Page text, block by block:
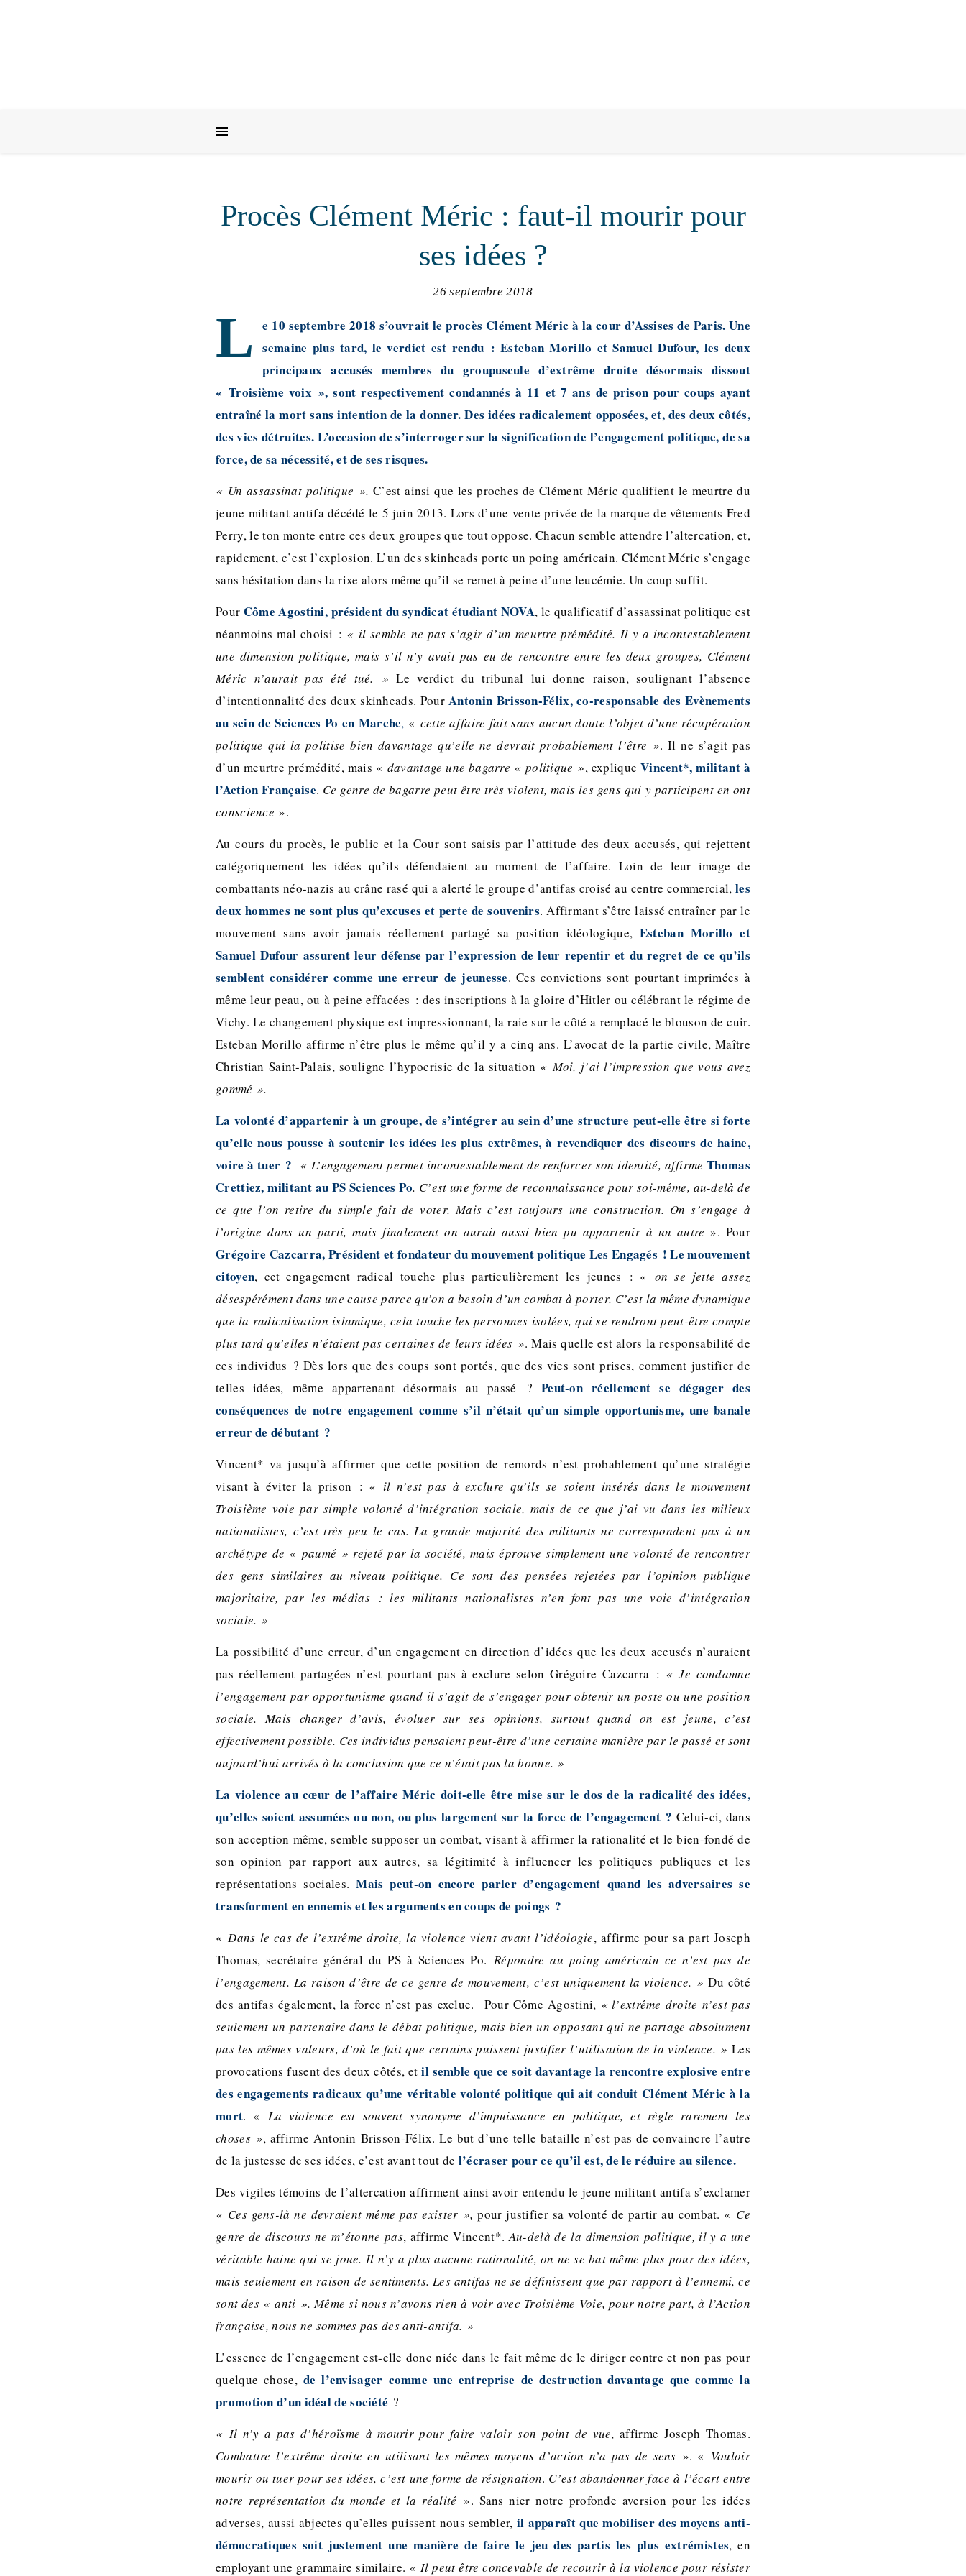
Procès Clément Méric : faut-il mourir pour
ses idées ?
26 septembre 2018
L
e 10 septembre 2018 s’ouvrait le procès Clément Méric à la cour d’Assises de Paris. Une
semaine plus tard, le verdict est rendu : Esteban Morillo et Samuel Dufour, les deux
principaux accusés membres du groupuscule d’extrême droite désormais dissout
« Troisième voix », sont respectivement condamnés à 11 et 7 ans de prison pour coups ayant
entraîné la mort sans intention de la donner. Des idées radicalement opposées, et, des deux côtés,
des vies détruites. L’occasion de s’interroger sur la signification de l’engagement politique, de sa
force, de sa nécessité, et de ses risques.
« Un assassinat politique ».C’est ainsi que les proches de Clément Méric qualifient le meurtre du
jeune militant antifa décédé le 5 juin 2013. Lors d’une vente privée de la marque de vêtements Fred
Perry, le ton monte entre ces deux groupes que tout oppose. Chacun semble attendre l’altercation, et,
rapidement, c’est l’explosion. L’un des skinheads porte un poing américain. Clément Méric s’engage
sans hésitation dans la rixe alors même qu’il se remet à peine d’une leucémie. Un coup suffit.
Pour Côme Agostini, président du syndicat étudiant NOVA, le qualificatif d’assassinat politique est
néanmoins mal choisi : « il semble ne pas s’agir d’un meurtre prémédité. Il y a incontestablement
une dimension politique, mais s’il n’y avait pas eu de rencontre entre les deux groupes, Clément
Méric n’aurait pas été tué. »Le verdict du tribunal lui donne raison, soulignant l’absence
d’intentionnalité des deux skinheads. PourAntonin Brisson-Félix, co-responsable des Evènements
au sein de Sciences Po en Marche, « cette affaire fait sans aucun doute l’objet d’une récupération
politique qui la politise bien davantage qu’elle ne devrait probablement l’être ». Il ne s’agit pas
d’un meurtre prémédité, mais « davantage une bagarre « politique », explique Vincent*, militant à
l’Action Française. Ce genre de bagarre peut être très violent, mais les gens qui y participent en ont
conscience ».
Au cours du procès, le public et la Cour sont saisis par l’attitude des deux accusés, qui rejettent
catégoriquement les idées qu’ils défendaient au moment de l’affaire. Loin de leur image de
combattants néo-nazis au crâne rasé qui a alerté le groupe d’antifas croisé au centre commercial, les
deux hommes ne sont plus qu’excuses et perte de souvenirs. Affirmant s’être laissé entraîner par le
mouvement sans avoir jamais réellement partagé sa position idéologique, Esteban Morillo et
Samuel Dufour assurent leur défense par l’expression de leur repentir et du regret de ce qu’ils
semblent considérer comme une erreur de jeunesse. Ces convictions sont pourtant imprimées à
même leur peau, ou à peine effacées : des inscriptions à la gloire d’Hitler ou célébrant le régime de
Vichy. Le changement physique est impressionnant, la raie sur le côté a remplacé le blouson de cuir.
Esteban Morillo affirme n’être plus le même qu’il y a cinq ans. L’avocat de la partie civile, Maître
Christian Saint-Palais, souligne l’hypocrisie de la situation « Moi, j’ai l’impression que vous avez
gommé ».
La volonté d’appartenir à un groupe, de s’intégrer au sein d’une structure peut-elle être si forte
qu’elle nous pousse à soutenir les idées les plus extrêmes, à revendiquer des discours de haine,
voire à tuer ? « L’engagement permet incontestablement de renforcer son identité, affirmeThomas
Crettiez, militant au PS Sciences Po. C’est une forme de reconnaissance pour soi-même, au-delà de
ce que l’on retire du simple fait de voter. Mais c’est toujours une construction. On s’engage à
l’origine dans un parti, mais finalement on aurait aussi bien pu appartenir à un autre ». Pour
Grégoire Cazcarra, Président et fondateur du mouvement politique Les Engagés ! Le mouvement
citoyen, cet engagement radical touche plus particulièrement les jeunes : « on se jette assez
désespérément dans une cause parce qu’on a besoin d’un combat à porter. C’est la même dynamique
que la radicalisation islamique, cela touche les personnes isolées, qui se rendront peut-être compte
plus tard qu’elles n’étaient pas certaines de leurs idées ». Mais quelle est alors la responsabilité de
ces individus ? Dès lors que des coups sont portés, que des vies sont prises, comment justifier de
telles idées, même appartenant désormais au passé ? Peut-on réellement se dégager des
conséquences de notre engagement comme s’il n’était qu’un simple opportunisme, une banale
erreur de débutant ?
Vincent* va jusqu’à affirmer que cette position de remords n’est probablement qu’une stratégie
visant à éviter la prison : « il n’est pas à exclure qu’ils se soient insérés dans le mouvement
Troisième voie par simple volonté d’intégration sociale, mais de ce que j’ai vu dans les milieux
nationalistes, c’est très peu le cas. La grande majorité des militants ne correspondent pas à un
archétype de « paumé » rejeté par la société, mais éprouve simplement une volonté de rencontrer
des gens similaires au niveau politique. Ce sont des pensées rejetées par l’opinion publique
majoritaire, par les médias : les militants nationalistes n’en font pas une voie d’intégration
sociale. »
La possibilité d’une erreur, d’un engagement en direction d’idées que les deux accusés n’auraient
pas réellement partagées n’est pourtant pas à exclure selon Grégoire Cazcarra : « Je condamne
l’engagement par opportunisme quand il s’agit de s’engager pour obtenir un poste ou une position
sociale. Mais changer d’avis, évoluer sur ses opinions, surtout quand on est jeune, c’est
effectivement possible. Ces individus pensaient peut-être d’une certaine manière par le passé et sont
aujourd’hui arrivés à la conclusion que ce n’était pas la bonne. »
La violence au cœur de l’affaire Méric doit-elle être mise sur le dos de la radicalité des idées,
qu’elles soient assumées ou non, ou plus largement sur la force de l’engagement ? Celui-ci, dans
son acception même, semble supposer un combat, visant à affirmer la rationalité et le bien-fondé de
son opinion par rapport aux autres, sa légitimité à influencer les politiques publiques et les
représentations sociales.Mais peut-on encore parler d’engagement quand les adversaires se
transforment en ennemis et les arguments en coups de poings ?
«Dans le cas de l’extrême droite, la violence vient avant l’idéologie, affirme pour sa part Joseph
Thomas, secrétaire général du PS à Sciences Po. Répondre au poing américain ce n’est pas de
l’engagement. La raison d’être de ce genre de mouvement, c’est uniquement la violence. »Du côté
des antifas également, la force n’est pas exclue. Pour Côme Agostini, « l’extrême droite n’est pas
seulement un partenaire dans le débat politique, mais bien un opposant qui ne partage absolument
pas les mêmes valeurs, d’où le fait que certains puissent justifier l’utilisation de la violence. »Les
provocations fusent des deux côtés, etil semble que ce soit davantage la rencontre explosive entre
des engagements radicaux qu’une véritable volonté politique qui ait conduit Clément Méric à la
mort. «La violence est souvent synonyme d’impuissance en politique, et règle rarement les
choses », affirme Antonin Brisson-Félix. Le but d’une telle bataille n’est pas de convaincre l’autre
de la justesse de ses idées, c’est avant tout de l’écraser pour ce qu’il est, de le réduire au silence.
Des vigiles témoins de l’altercation affirment ainsi avoir entendu le jeune militant antifa s’exclamer
« Ces gens-là ne devraient même pas exister », pour justifier sa volonté de partir au combat. « Ce
genre de discours ne m’étonne pas, affirme Vincent*.Au-delà de la dimension politique, il y a une
véritable haine qui se joue. Il n’y a plus aucune rationalité, on ne se bat même plus pour des idées,
mais seulement en raison de sentiments. Les antifas ne se définissent que par rapport à l’ennemi, ce
sont des « anti ». Même si nous n’avons rien à voir avec Troisième Voie, pour notre part, à l’Action
française, nous ne sommes pas des anti-antifa. »
L’essence de l’engagement est-elle donc niée dans le fait même de le diriger contre et non pas pour
quelque chose, de l’envisager comme une entreprise de destruction davantage que comme la
promotion d’un idéal de société ?
« Il n’y a pas d’héroïsme à mourir pour faire valoir son point de vue, affirme Joseph Thomas.
Combattre l’extrême droite en utilisant les mêmes moyens d’action n’a pas de sens ». « Vouloir
mourir ou tuer pour ses idées, c’est une forme de résignation. C’est abandonner face à l’écart entre
notre représentation du monde et la réalité ». Sans nier notre profonde aversion pour les idées
adverses, aussi abjectes qu’elles puissent nous sembler, il apparaît que mobiliser des moyens anti-
démocratiques soit justement une manière de faire le jeu des partis les plus extrémistes, en
employant une grammaire similaire. « Il peut être concevable de recourir à la violence pour résister